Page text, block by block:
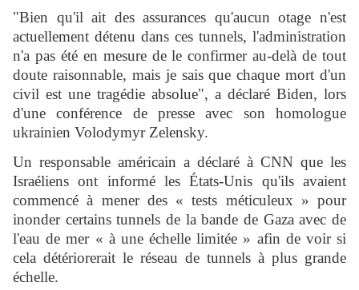
"Bien qu'il ait des assurances qu'aucun otage n'est
actuellement détenu dans ces tunnels, l'administration
n'a pas été en mesure de le confirmer au-delà de tout
doute raisonnable, mais je sais que chaque mort d'un
civil est une tragédie absolue", a déclaré Biden, lors
d'une conférence de presse avec son homologue
ukrainien Volodymyr Zelensky.
Un responsable américain a déclaré à CNN que les
Israéliens ont informé les États-Unis qu'ils avaient
commencé à mener des « tests méticuleux » pour
inonder certains tunnels de la bande de Gaza avec de
l'eau de mer « à une échelle limitée » afin de voir si
cela détériorerait le réseau de tunnels à plus grande
échelle.